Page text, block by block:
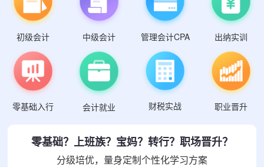
初级会计 中级会计 管理会计CPA 出纳实训
零基础入行 会计就业 财税实战 职业晋升
零基础？上班族？宝妈？转行？职场晋升？
分级培优，量身定制个性化学习方案